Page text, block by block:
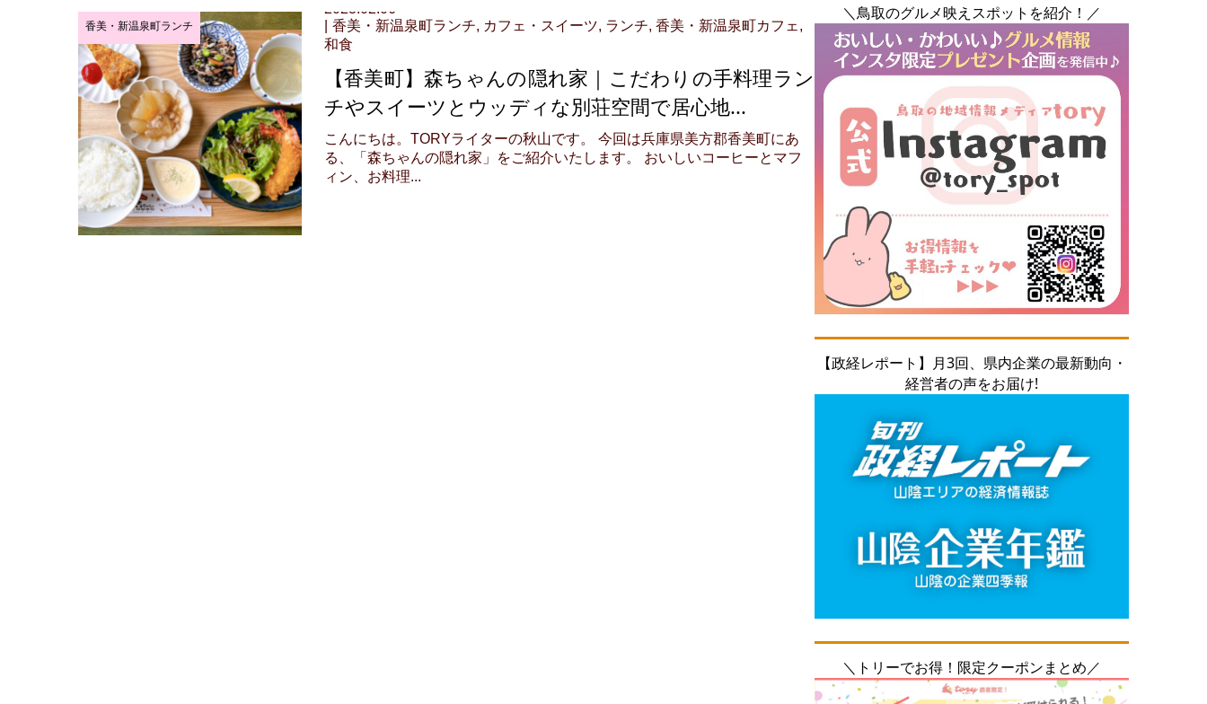
香美・新温泉町ランチ
2023.02.06
香美・新温泉町ランチ, カフェ・スイーツ, ランチ, 香美・新温泉町カフェ ,
和食
【香美町】森ちゃんの隠れ家｜こだわりの手料理ラン
チやスイーツとウッディな別荘空間で居心地...
こんにちは。TORYライターの秋山です。 今回は兵庫県美方郡香美町にあ
る、「森ちゃんの隠れ家」をご紹介いたします。 おいしいコーヒーとマフ
ィン、お料理...
＼鳥取のグルメ映えスポットを紹介！／
【政経レポート】月3回、県内企業の最新動向・
経営者の声をお届け!
＼トリーでお得！限定クーポンまとめ／